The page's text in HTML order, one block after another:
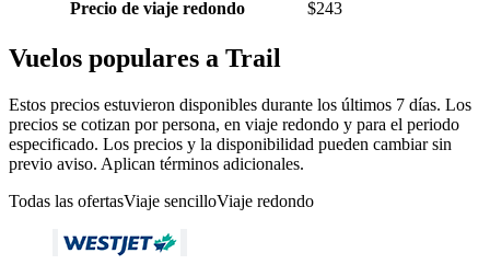
Precio de viaje redondo
$243
Vuelos populares a Trail
Estos precios estuvieron disponibles durante los últimos 7 días. Los
precios se cotizan por persona, en viaje redondo y para el periodo
especificado. Los precios y la disponibilidad pueden cambiar sin
previo aviso. Aplican términos adicionales.
Todas las ofertasViaje sencilloViaje redondo